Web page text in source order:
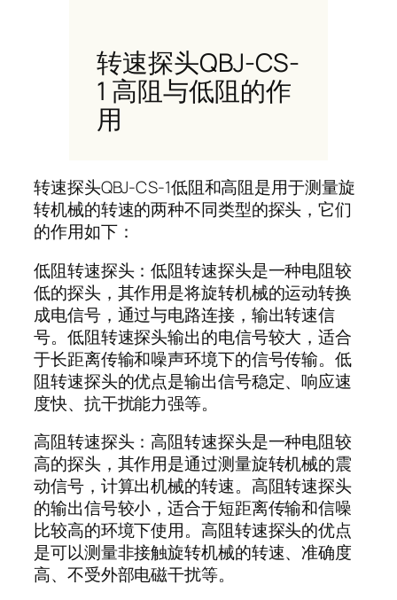
转速探头QBJ-CS-
1 高阻与低阻的作
用
转速探头QBJ-CS-1低阻和高阻是用于测量旋
转机械的转速的两种不同类型的探头，它们
的作用如下：
低阻转速探头：低阻转速探头是一种电阻较
低的探头，其作用是将旋转机械的运动转换
成电信号，通过与电路连接，输出转速信
号。低阻转速探头输出的电信号较大，适合
于长距离传输和噪声环境下的信号传输。低
阻转速探头的优点是输出信号稳定、响应速
度快、抗干扰能力强等。
高阻转速探头：高阻转速探头是一种电阻较
高的探头，其作用是通过测量旋转机械的震
动信号，计算出机械的转速。高阻转速探头
的输出信号较小，适合于短距离传输和信噪
比较高的环境下使用。高阻转速探头的优点
是可以测量非接触旋转机械的转速、准确度
高、不受外部电磁干扰等。